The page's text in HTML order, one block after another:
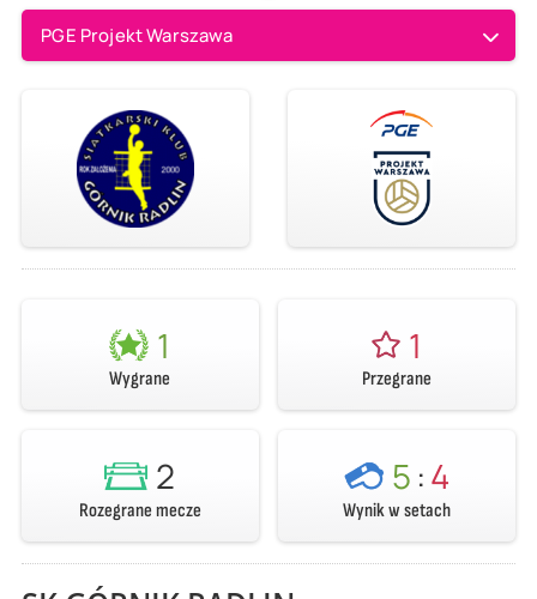
PGE Projekt Warszawa
1
Wygrane
1
Przegrane
2
Rozegrane mecze
5 :4
Wynik w setach